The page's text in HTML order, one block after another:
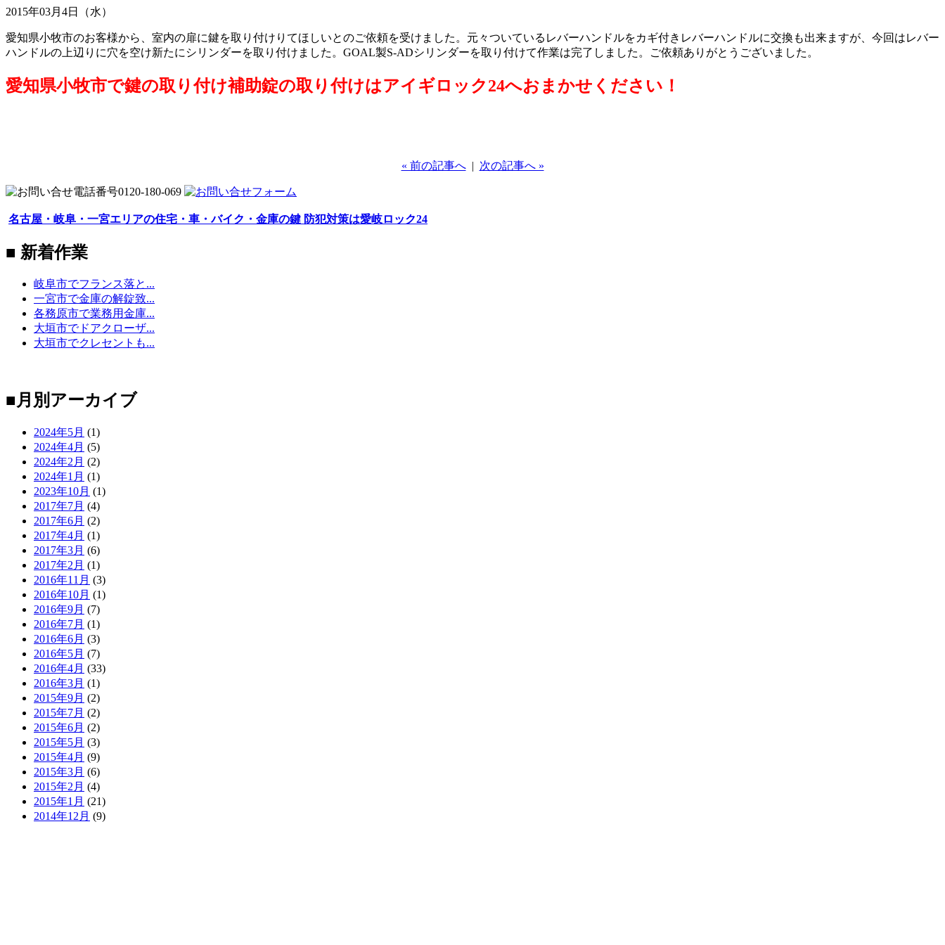
2015年03月4日（水）
愛知県小牧市のお客様から、室内の扉に鍵を取り付けりてほしいとのご依頼を受けました。元々ついているレバーハンドルをカギ付きレバーハンドルに交換も出来ますが、今回はレバー
ハンドルの上辺りに穴を空け新たにシリンダーを取り付けました。GOAL製S-ADシリンダーを取り付けて作業は完了しました。ご依頼ありがとうございました。
愛知県小牧市で鍵の取り付け補助錠の取り付けはアイギロック24へおまかせください！
« 前の記事へ| 次の記事へ »
名古屋・岐阜・一宮エリアの住宅・車・バイク・金庫の鍵 防犯対策は愛岐ロック24
■ 新着作業
岐阜市でフランス落と...
一宮市で金庫の解錠致...
各務原市で業務用金庫...
大垣市でドアクローザ...
大垣市でクレセントも...
■月別アーカイブ
2024年5月 (1)
2024年4月 (5)
2024年2月 (2)
2024年1月 (1)
2023年10月 (1)
2017年7月 (4)
2017年6月 (2)
2017年4月 (1)
2017年3月 (6)
2017年2月 (1)
2016年11月 (3)
2016年10月 (1)
2016年9月 (7)
2016年7月 (1)
2016年6月 (3)
2016年5月 (7)
2016年4月 (33)
2016年3月 (1)
2015年9月 (2)
2015年7月 (2)
2015年6月 (2)
2015年5月 (3)
2015年4月 (9)
2015年3月 (6)
2015年2月 (4)
2015年1月 (21)
2014年12月 (9)